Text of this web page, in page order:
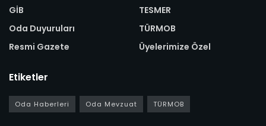
GİB
Oda Duyuruları
Resmi Gazete
TESMER
TÜRMOB
Üyelerimize Özel
Etiketler
Oda Haberleri Oda Mevzuat TÜRMOB